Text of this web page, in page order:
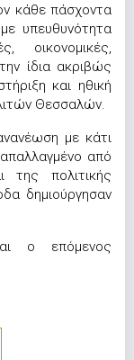
κάθε πάσχοντα
υπευθυνότητα
οικονομικές,
ίδια ακριβώς
και ηθική
Θεσσαλών.
με κάτι
απαλλαγμένο από
της πολιτικής
δημιούργησαν
ο επόμενος